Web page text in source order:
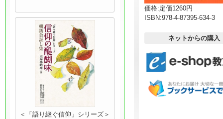
価格:定価1260円
ISBN:978-4-87395-634-3
ネットからの購入
＜「語り継ぐ信仰」シリーズ＞